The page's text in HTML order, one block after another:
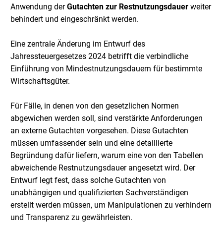
Anwendung derGutachten zur Restnutzungsdauer weiter
behindert und eingeschränkt werden.
Eine zentrale Änderung im Entwurf des
Jahressteuergesetzes 2024 betrifft die verbindliche
Einführung von Mindestnutzungsdauern für bestimmte
Wirtschaftsgüter.
Für Fälle, in denen von den gesetzlichen Normen
abgewichen werden soll, sind verstärkte Anforderungen
an externe Gutachten vorgesehen. Diese Gutachten
müssen umfassender sein und eine detaillierte
Begründung dafür liefern, warum eine von den Tabellen
abweichende Restnutzungsdauer angesetzt wird. Der
Entwurf legt fest, dass solche Gutachten von
unabhängigen und qualifizierten Sachverständigen
erstellt werden müssen, um Manipulationen zu verhindern
und Transparenz zu gewährleisten.